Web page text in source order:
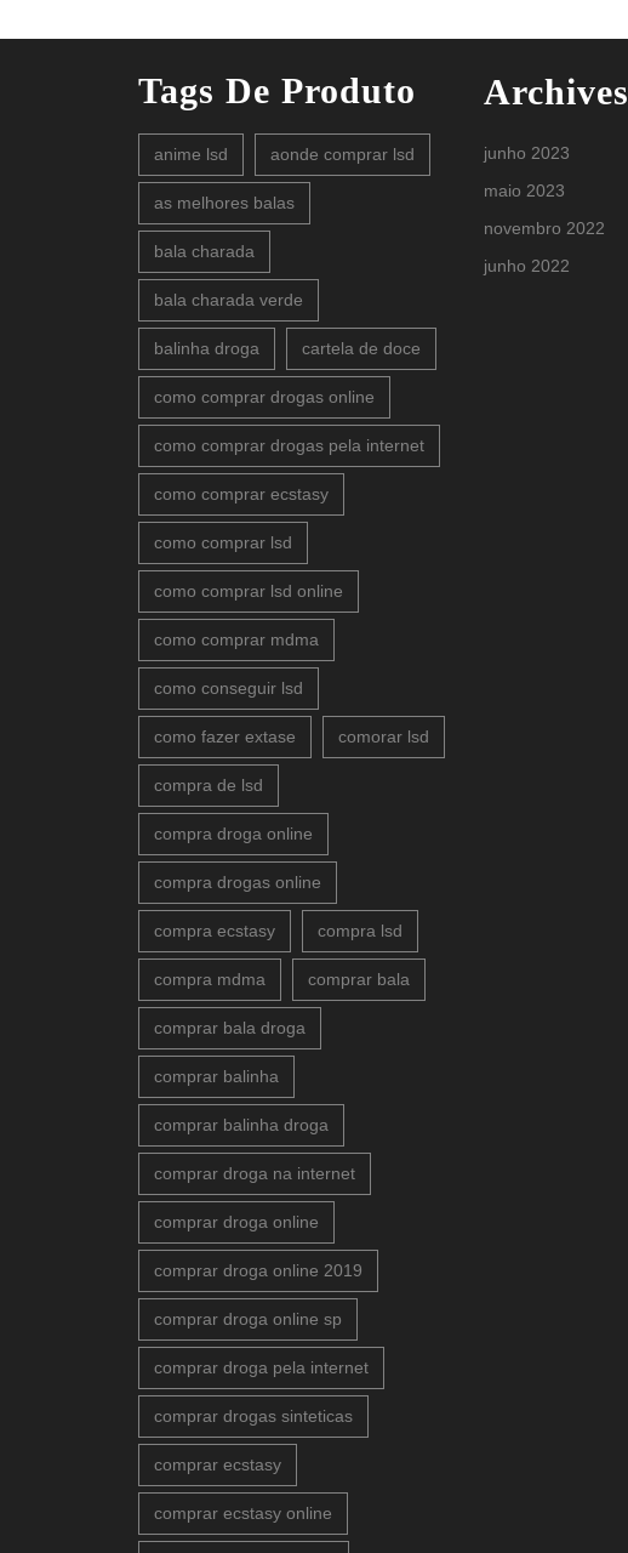
Tags De Produto
anime lsd aonde comprar lsd
as melhores balas
bala charada
bala charada verde
balinha droga cartela de doce
como comprar drogas online
como comprar drogas pela internet
como comprar ecstasy
como comprar lsd
como comprar lsd online
como comprar mdma
como conseguir lsd
como fazer extase comorar lsd
compra de lsd
compra droga online
compra drogas online
compra ecstasy compra lsd
compra mdma comprar bala
comprar bala droga
comprar balinha
comprar balinha droga
comprar droga na internet
comprar droga online
comprar droga online 2019
comprar droga online sp
comprar droga pela internet
comprar drogas sinteticas
comprar ecstasy
comprar ecstasy online
Archives
junho 2023
maio 2023
novembro 2022
junho 2022